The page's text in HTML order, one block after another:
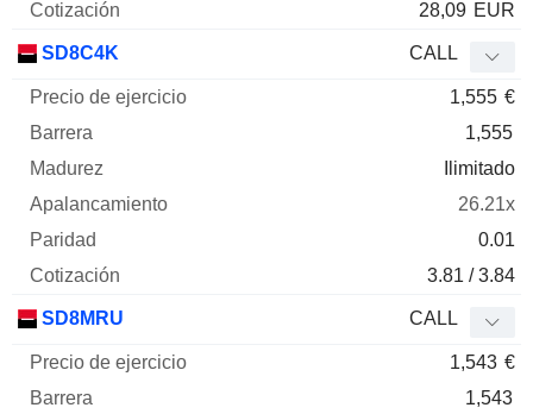
28,09 EUR
SD8C4K CALL
1,555 €
1,555
Ilimitado
26.21x
0.01
3.81 / 3.84
SD8MRU CALL
1,543 €
1,543